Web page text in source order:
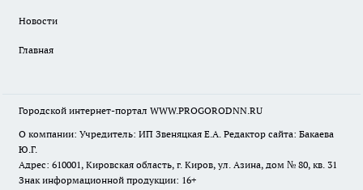
Новости
Главная
Городской интернет-портал WWW.PROGORODNN.RU
О компании: Учредитель: ИП Звеняцкая Е.А. Редактор сайта: Бакаева
Ю.Г.
Адрес: 610001, Кировская область, г. Киров, ул. Азина, дом № 80, кв. 31
Знак информационной продукции: 16+